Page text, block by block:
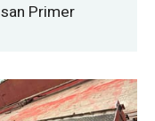
Primer